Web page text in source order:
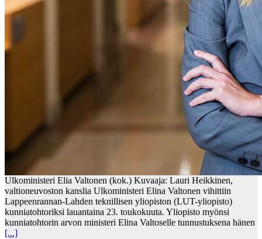
Ulkoministeri Elia Valtonen (kok.) Kuvaaja: Lauri Heikkinen,
valtioneuvoston kanslia Ulkoministeri Elina Valtonen vihittiin
Lappeenrannan-Lahden teknillisen yliopiston (LUT-yliopisto)
kunniatohtoriksi lauantaina 23. toukokuuta. Yliopisto myönsi
kunniatohtorin arvon ministeri Elina Valtoselle tunnustuksena hänen
[...]